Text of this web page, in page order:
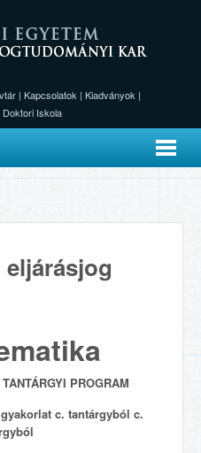
| Kapcsolatok | Kiadványok |
Iskola
PROGRAM
c. tantárgyból c.